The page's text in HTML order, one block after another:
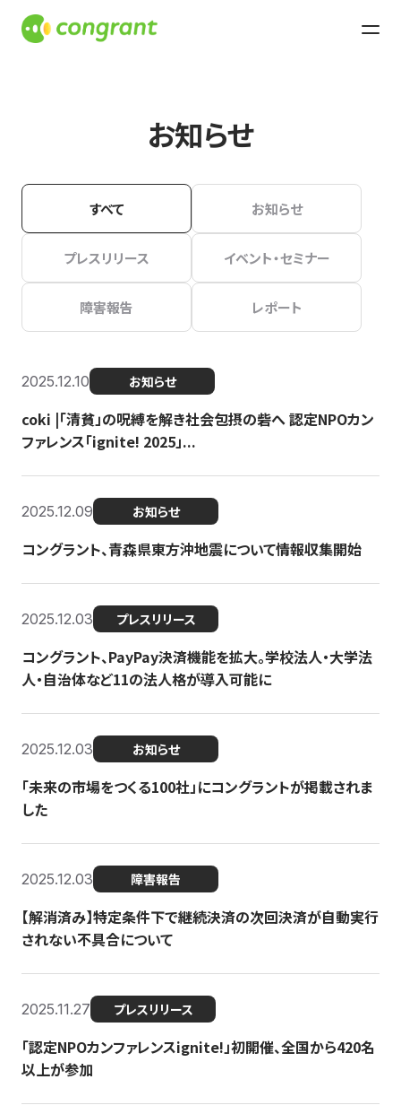
お知らせ
すべて お知らせ
プレスリリース イベント・セミナー
障害報告 レポート
2025.12.10 お知らせ
coki |「清貧」の呪縛を解き社会包摂の砦へ 認定NPOカン
ファレンス「ignite! 2025」...
2025.12.09 お知らせ
コングラント、青森県東方沖地震について情報収集開始
2025.12.03 プレスリリース
コングラント、PayPay決済機能を拡大。学校法人・大学法
人・自治体など11の法人格が導入可能に
2025.12.03 お知らせ
「未来の市場をつくる100社」にコングラントが掲載されま
した
2025.12.03 障害報告
【解消済み】特定条件下で継続決済の次回決済が自動実行
されない不具合について
2025.11.27 プレスリリース
「認定NPOカンファレンスignite!」初開催、全国から420名
以上が参加